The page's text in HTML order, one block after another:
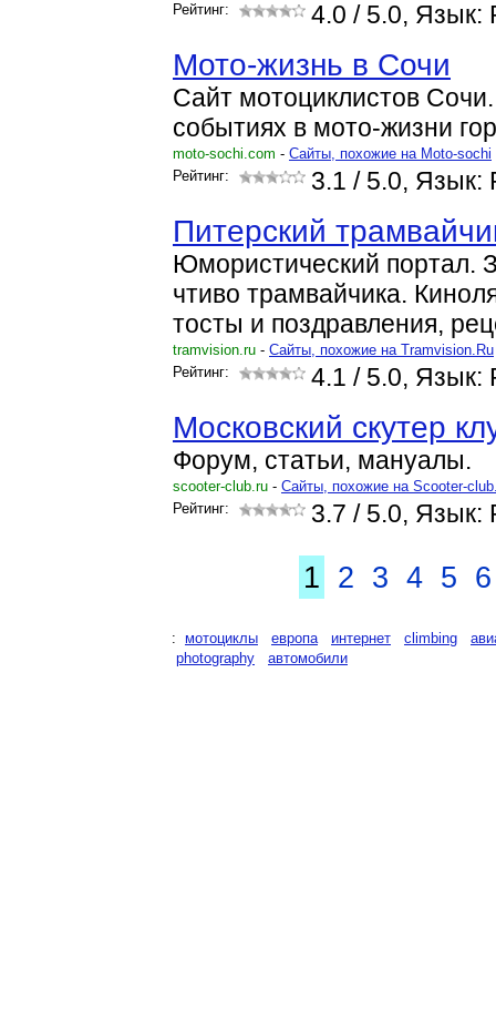
Рейтинг:
4.0 / 5.0, Язык:
Мото-жизнь в Сочи
Сайт мотоциклистов
событиях в мото-жизни
moto-sochi.com - Cайты, похожие на Moto-sochi
Рейтинг:
3.1 / 5.0, Язык:
Питерский
Юмористический портал.
чтиво трамвайчика.
тосты и поздравления,
tramvision.ru - Cайты, похожие на Tramvision.Ru
Рейтинг:
4.1 / 5.0, Язык:
Московский скутер
Форум, статьи, мануалы.
scooter-club.ru - Cайты, похожие на Scooter-
Рейтинг:
3.7 / 5.0, Язык:
1 2 3 4 5 6
: мотоциклы европа интернет climbing
photography
автомобили